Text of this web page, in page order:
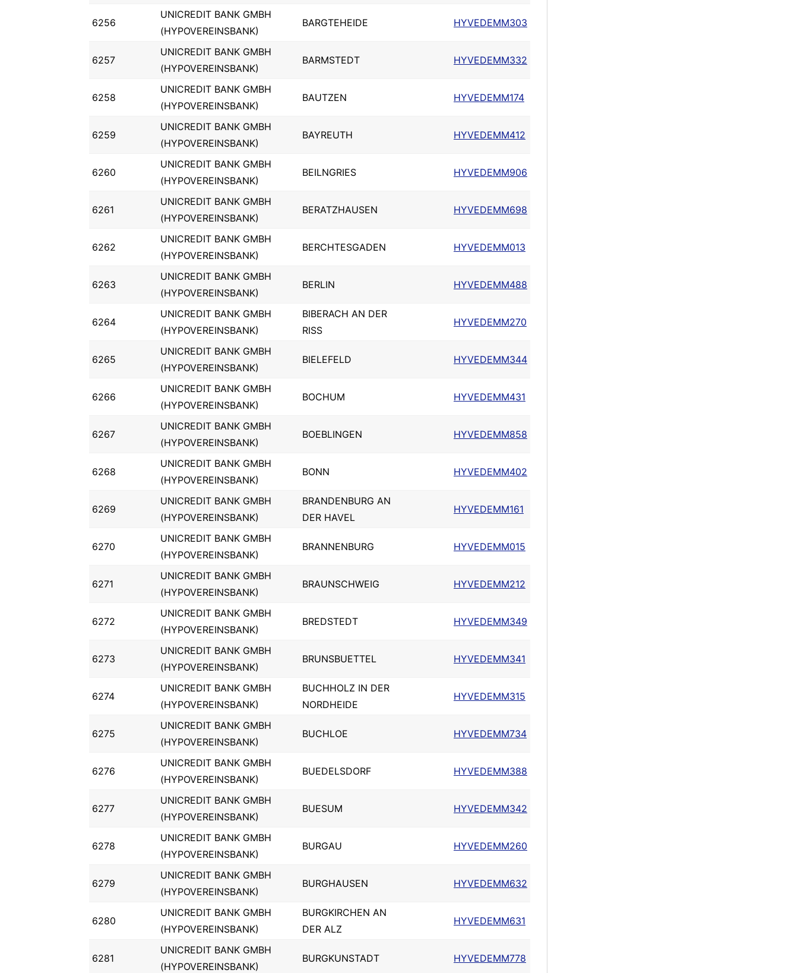
6256
UNICREDIT BANK GMBH
(HYPOVEREINSBANK)
BARGTEHEIDE HYVEDEMM303
6257
UNICREDIT BANK GMBH
(HYPOVEREINSBANK)
BARMSTEDT HYVEDEMM332
6258
UNICREDIT BANK GMBH
(HYPOVEREINSBANK)
BAUTZEN HYVEDEMM174
6259
UNICREDIT BANK GMBH
(HYPOVEREINSBANK)
BAYREUTH HYVEDEMM412
6260
UNICREDIT BANK GMBH
(HYPOVEREINSBANK)
BEILNGRIES HYVEDEMM906
6261
UNICREDIT BANK GMBH
(HYPOVEREINSBANK)
BERATZHAUSEN HYVEDEMM698
6262
UNICREDIT BANK GMBH
(HYPOVEREINSBANK)
BERCHTESGADEN HYVEDEMM013
6263
UNICREDIT BANK GMBH
(HYPOVEREINSBANK)
BERLIN HYVEDEMM488
6264
UNICREDIT BANK GMBH
(HYPOVEREINSBANK)
BIBERACH AN DER
RISS
HYVEDEMM270
6265
UNICREDIT BANK GMBH
(HYPOVEREINSBANK)
BIELEFELD HYVEDEMM344
6266
UNICREDIT BANK GMBH
(HYPOVEREINSBANK)
BOCHUM HYVEDEMM431
6267
UNICREDIT BANK GMBH
(HYPOVEREINSBANK)
BOEBLINGEN HYVEDEMM858
6268
UNICREDIT BANK GMBH
(HYPOVEREINSBANK)
BONN HYVEDEMM402
6269
UNICREDIT BANK GMBH
(HYPOVEREINSBANK)
BRANDENBURG AN
DER HAVEL
HYVEDEMM161
6270
UNICREDIT BANK GMBH
(HYPOVEREINSBANK)
BRANNENBURG HYVEDEMM015
6271
UNICREDIT BANK GMBH
(HYPOVEREINSBANK)
BRAUNSCHWEIG HYVEDEMM212
6272
UNICREDIT BANK GMBH
(HYPOVEREINSBANK)
BREDSTEDT HYVEDEMM349
6273
UNICREDIT BANK GMBH
(HYPOVEREINSBANK)
BRUNSBUETTEL HYVEDEMM341
6274
UNICREDIT BANK GMBH
(HYPOVEREINSBANK)
BUCHHOLZ IN DER
NORDHEIDE
HYVEDEMM315
6275
UNICREDIT BANK GMBH
(HYPOVEREINSBANK)
BUCHLOE HYVEDEMM734
6276
UNICREDIT BANK GMBH
(HYPOVEREINSBANK)
BUEDELSDORF HYVEDEMM388
6277
UNICREDIT BANK GMBH
(HYPOVEREINSBANK)
BUESUM HYVEDEMM342
6278
UNICREDIT BANK GMBH
(HYPOVEREINSBANK)
BURGAU HYVEDEMM260
6279
UNICREDIT BANK GMBH
(HYPOVEREINSBANK)
BURGHAUSEN HYVEDEMM632
6280
UNICREDIT BANK GMBH
(HYPOVEREINSBANK)
BURGKIRCHEN AN
DER ALZ
HYVEDEMM631
6281
UNICREDIT BANK GMBH
(HYPOVEREINSBANK)
BURGKUNSTADT HYVEDEMM778